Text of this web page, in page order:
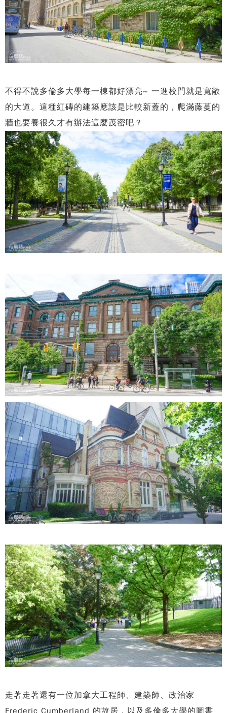
不得不說多倫多大學每一棟都好漂亮~ 一進校門就是寬敞
的大道。這種紅磚的建築應該是比較新蓋的，爬滿藤蔓的
牆也要養很久才有辦法這麼茂密吧？
走著走著還有一位加拿大工程師、建築師、政治家